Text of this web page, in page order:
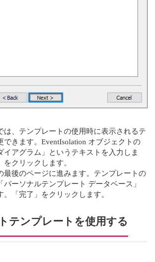
は、テンプレートの使用時に表示されるテ
できます。EventIsolation オブジェクトの
イアグラム」というテキストを入力しま
をクリックします。
最後のページに進みます。テンプレートの
パーソナルテンプレート データベース」
。「完了」をクリックします。
テンプレートを使用する